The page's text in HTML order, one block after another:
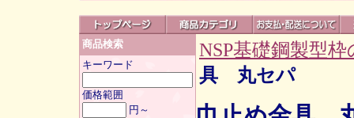
商品検索
キーワード
価格範囲
円～
NSP基礎鋼製型
具 丸セパ